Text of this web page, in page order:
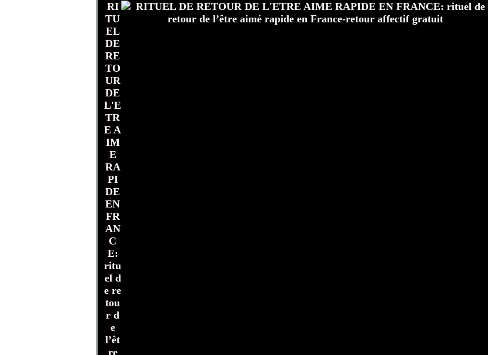
RI
TU
EL
DE
RE
TO
UR
DE
L'E
TR
E A
IM
E
RA
PI
DE
EN
FR
AN
C
E:
ritu
el d
e re
tou
r d
e
l’êt
re